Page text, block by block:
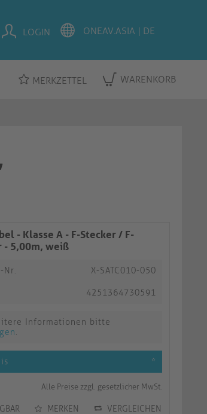
LOGIN
MERKZETTEL WARENKORB
- Klasse A - F-Stecker / F-
- 5,00m, weiß​​​​​​​
Nr. X-SATC010-050
4251364730591
Informationen bitte
.
*
Alle Preise zzgl. gesetzlicher MwSt.
MERKEN VERGLEICHEN